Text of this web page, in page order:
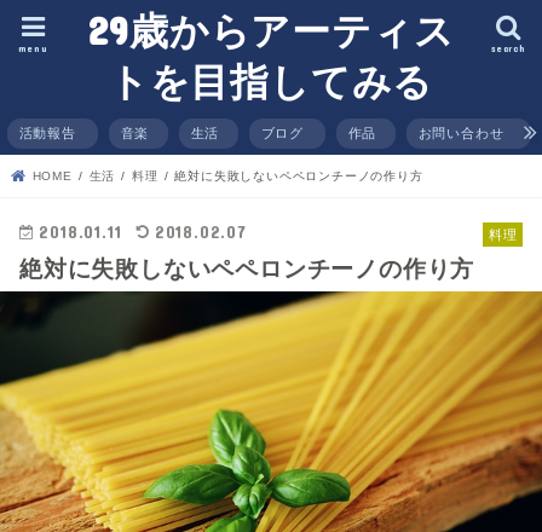
29歳からアーティス
トを目指してみる
search
menu
活動報告 音楽 生活 ブログ 作品 お問い合わせ
HOME 生活 料理 絶対に失敗しないペペロンチーノの作り方
料理
2018.01.11 2018.02.07
絶対に失敗しないペペロンチーノの作り方